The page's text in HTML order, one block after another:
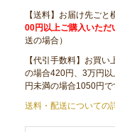
【送料】お届け先ご
00円以上ご購入いただ
送の場合）
【代引手数料】お買
の場合420円、3万円
円未満の場合1050円で
送料・配送についての